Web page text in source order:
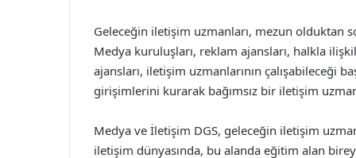
Geleceğin iletişim uzmanları, mezun olduktan
Medya kuruluşları, reklam ajansları, halkla
ajansları, iletişim uzmanlarının çalışabileceği
girişimlerini kurarak bağımsız bir iletişim
Medya ve İletişim DGS, geleceğin iletişim
iletişim dünyasında, bu alanda eğitim alan